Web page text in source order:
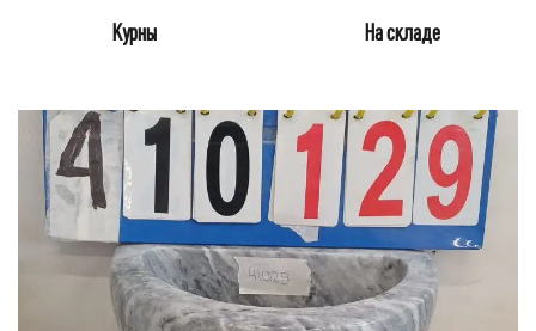
Курны На складе